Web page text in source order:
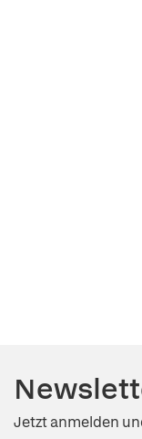
Jetzt anmelden